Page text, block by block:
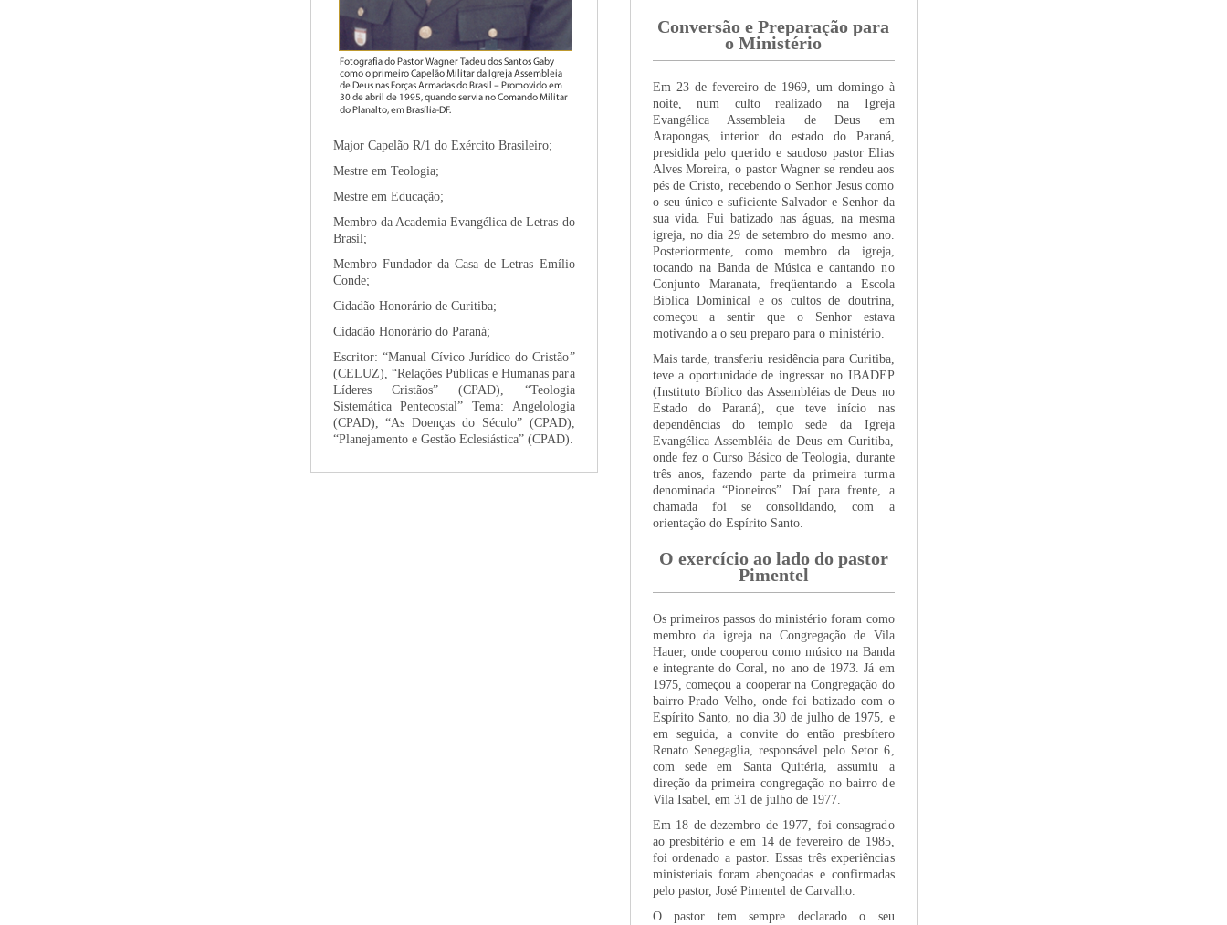
Conversão e Preparação para
o Ministério
Em 23 de fevereiro de 1969, um domingo à
noite, num culto realizado na Igreja
Evangélica Assembleia de Deus em
Arapongas, interior do estado do Paraná,
presidida pelo querido e saudoso pastor Elias
Alves Moreira, o pastor Wagner se rendeu aos
pés de Cristo, recebendo o Senhor Jesus como
o seu único e suficiente Salvador e Senhor da
sua vida. Fui batizado nas águas, na mesma
igreja, no dia 29 de setembro do mesmo ano.
Posteriormente, como membro da igreja,
tocando na Banda de Música e cantando no
Conjunto Maranata, freqüentando a Escola
Bíblica Dominical e os cultos de doutrina,
começou a sentir que o Senhor estava
motivando a o seu preparo para o ministério.
Mais tarde, transferiu residência para Curitiba,
teve a oportunidade de ingressar no IBADEP
(Instituto Bíblico das Assembléias de Deus no
Estado do Paraná), que teve início nas
dependências do templo sede da Igreja
Evangélica Assembléia de Deus em Curitiba,
onde fez o Curso Básico de Teologia, durante
três anos, fazendo parte da primeira turma
denominada “Pioneiros”. Daí para frente, a
chamada foi se consolidando, com a
orientação do Espírito Santo.
O exercício ao lado do pastor
Pimentel
Os primeiros passos do ministério foram como
membro da igreja na Congregação de Vila
Hauer, onde cooperou como músico na Banda
e integrante do Coral, no ano de 1973. Já em
1975, começou a cooperar na Congregação do
bairro Prado Velho, onde foi batizado com o
Espírito Santo, no dia 30 de julho de 1975, e
em seguida, a convite do então presbítero
Renato Senegaglia, responsável pelo Setor 6,
com sede em Santa Quitéria, assumiu a
direção da primeira congregação no bairro de
Vila Isabel, em 31 de julho de 1977.
Em 18 de dezembro de 1977, foi consagrado
ao presbitério e em 14 de fevereiro de 1985,
foi ordenado a pastor. Essas três experiências
ministeriais foram abençoadas e confirmadas
pelo pastor, José Pimentel de Carvalho.
O pastor tem sempre declarado o seu
Major Capelão R/1 do Exército Brasileiro;
Mestre em Teologia;
Mestre em Educação;
Membro da Academia Evangélica de Letras do
Brasil;
Membro Fundador da Casa de Letras Emílio
Conde;
Cidadão Honorário de Curitiba;
Cidadão Honorário do Paraná;
Escritor: “Manual Cívico Jurídico do Cristão”
(CELUZ), “Relações Públicas e Humanas para
Líderes Cristãos” (CPAD), “Teologia
Sistemática Pentecostal” Tema: Angelologia
(CPAD), “As Doenças do Século” (CPAD),
“Planejamento e Gestão Eclesiástica” (CPAD).